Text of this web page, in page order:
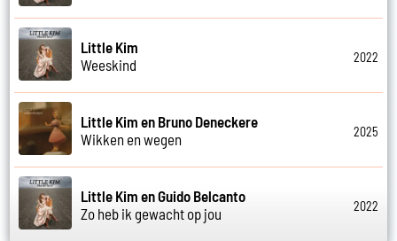
Little Kim
Weeskind
2022
Little Kim en Bruno Deneckere
Wikken en wegen
2025
Little Kim en Guido Belcanto
Zo heb ik gewacht op jou
2022